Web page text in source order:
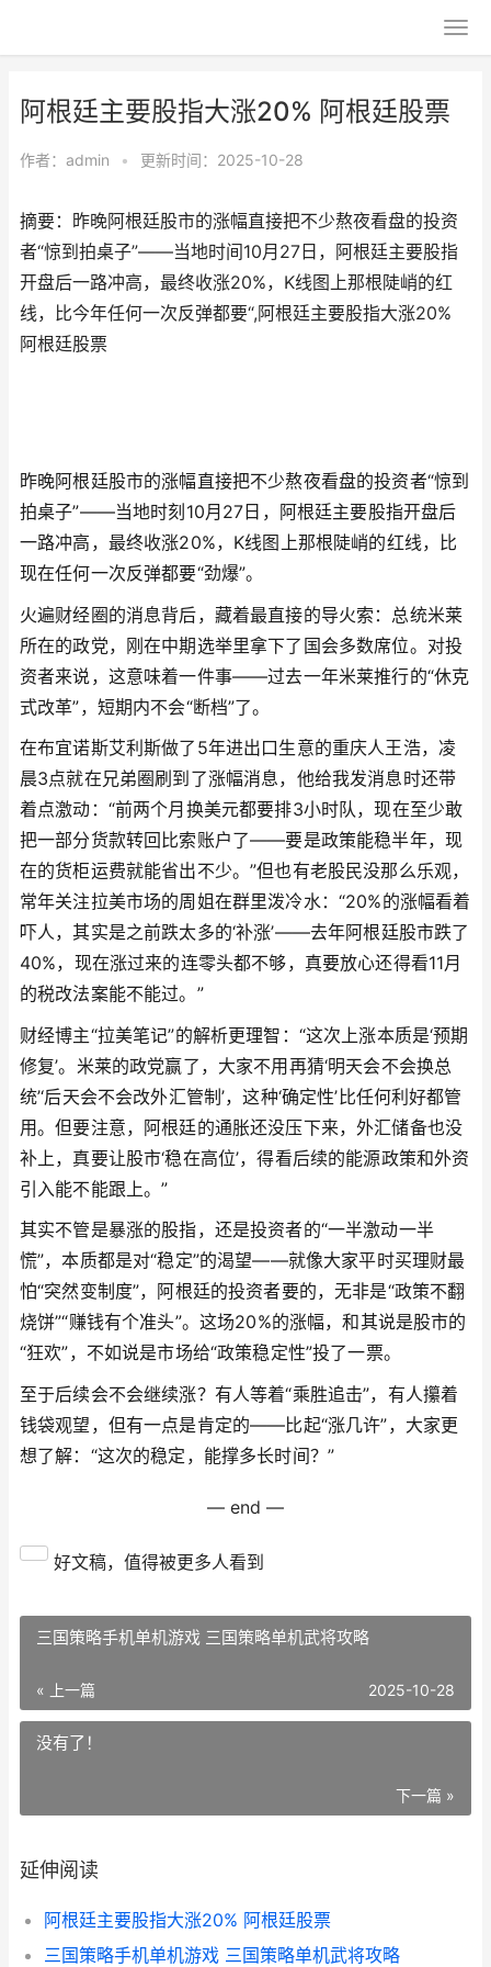
阿根廷主要股指大涨20% 阿根廷股票
作者： admin • 更新时间：2025-10-28
摘要：昨晚阿根廷股市的涨幅直接把不少熬夜看盘的投资
者“惊到拍桌子”——当地时间10月27日，阿根廷主要股指
开盘后一路冲高，最终收涨20%，K线图上那根陡峭的红
线，比今年任何一次反弹都要“,阿根廷主要股指大涨20%
阿根廷股票
昨晚阿根廷股市的涨幅直接把不少熬夜看盘的投资者“惊到
拍桌子”——当地时刻10月27日，阿根廷主要股指开盘后
一路冲高，最终收涨20%，K线图上那根陡峭的红线，比
现在任何一次反弹都要“劲爆”。
火遍财经圈的消息背后，藏着最直接的导火索：总统米莱
所在的政党，刚在中期选举里拿下了国会多数席位。对投
资者来说，这意味着一件事——过去一年米莱推行的“休克
式改革”，短期内不会“断档”了。
在布宜诺斯艾利斯做了5年进出口生意的重庆人王浩，凌
晨3点就在兄弟圈刷到了涨幅消息，他给我发消息时还带
着点激动：“前两个月换美元都要排3小时队，现在至少敢
把一部分货款转回比索账户了——要是政策能稳半年，现
在的货柜运费就能省出不少。”但也有老股民没那么乐观，
常年关注拉美市场的周姐在群里泼冷水：“20%的涨幅看着
吓人，其实是之前跌太多的‘补涨’——去年阿根廷股市跌了
40%，现在涨过来的连零头都不够，真要放心还得看11月
的税改法案能不能过。”
财经博主“拉美笔记”的解析更理智：“这次上涨本质是‘预期
修复’。米莱的政党赢了，大家不用再猜‘明天会不会换总
统’‘后天会不会改外汇管制’，这种‘确定性’比任何利好都管
用。但要注意，阿根廷的通胀还没压下来，外汇储备也没
补上，真要让股市‘稳在高位’，得看后续的能源政策和外资
引入能不能跟上。”
其实不管是暴涨的股指，还是投资者的“一半激动一半
慌”，本质都是对“稳定”的渴望——就像大家平时买理财最
怕“突然变制度”，阿根廷的投资者要的，无非是“政策不翻
烧饼”“赚钱有个准头”。这场20%的涨幅，和其说是股市的
“狂欢”，不如说是市场给“政策稳定性”投了一票。
至于后续会不会继续涨？有人等着“乘胜追击”，有人攥着
钱袋观望，但有一点是肯定的——比起“涨几许”，大家更
想了解：“这次的稳定，能撑多长时间？”
— end —
好文稿，值得被更多人看到
三国策略手机单机游戏 三国策略单机武将攻略
« 上一篇 2025-10-28
没有了！
下一篇 »
延伸阅读
阿根廷主要股指大涨20% 阿根廷股票
三国策略手机单机游戏 三国策略单机武将攻略